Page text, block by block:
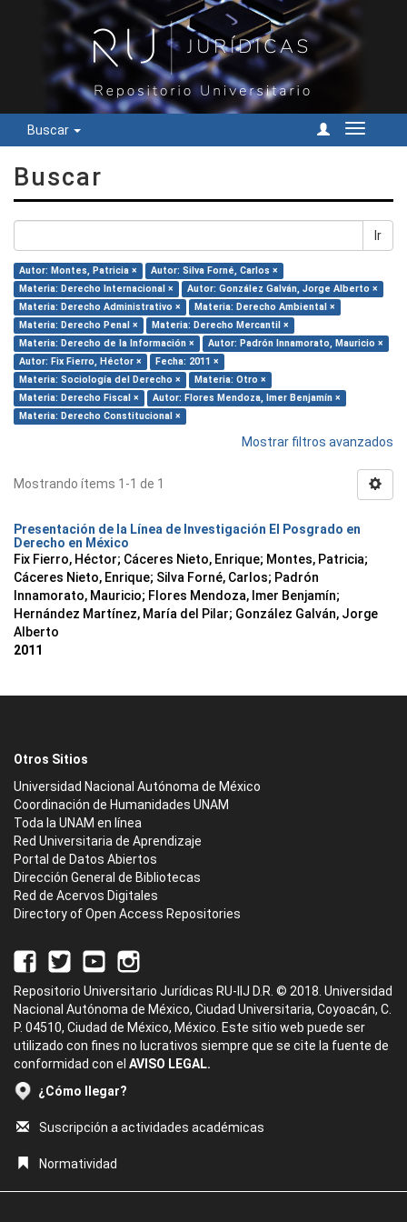
Buscar
Cambiar
Buscar
Ir
Autor: Montes, Patricia ×
Autor: Silva Forné, Carlos ×
Materia: Derecho Internacional ×
Autor: González Galván, Jorge Alberto ×
Materia: Derecho Administrativo ×
Materia: Derecho Ambiental ×
Materia: Derecho Penal ×
Materia: Derecho Mercantil ×
Materia: Derecho de la Información ×
Autor: Padrón Innamorato, Mauricio ×
Autor: Fix Fierro, Héctor ×
Fecha: 2011 ×
Materia: Sociología del Derecho ×
Materia: Otro ×
Materia: Derecho Fiscal ×
Autor: Flores Mendoza, Imer Benjamín ×
Materia: Derecho Constitucional ×
Mostrar filtros avanzados
Mostrando ítems 1-1 de 1
Presentación de la Línea de Investigación El Posgrado en
Derecho en México
Fix Fierro, Héctor; Cáceres Nieto, Enrique; Montes, Patricia;
Cáceres Nieto, Enrique; Silva Forné, Carlos; Padrón
Innamorato, Mauricio; Flores Mendoza, Imer Benjamín;
Hernández Martínez, María del Pilar; González Galván, Jorge
Alberto
2011
Otros Sitios
Universidad Nacional Autónoma de México
Coordinación de Humanidades UNAM
Toda la UNAM en línea
Red Universitaria de Aprendizaje
Portal de Datos Abiertos
Dirección General de Bibliotecas
Red de Acervos Digitales
Directory of Open Access Repositories
Repositorio Universitario Jurídicas RU-IIJ D.R. © 2018. Universidad
Nacional Autónoma de México, Ciudad Universitaria, Coyoacán, C.
P. 04510, Ciudad de México, México. Este sitio web puede ser
utilizado con fines no lucrativos siempre que se cite la fuente de
conformidad con el AVISO LEGAL.
¿Cómo llegar?
Suscripción a actividades académicas
Normatividad